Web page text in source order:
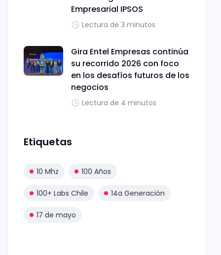
Empresarial IPSOS
Lectura de 3 minutos
Gira Entel Empresas continúa
su recorrido 2026 con foco
en los desafíos futuros de los
negocios
Lectura de 4 minutos
Etiquetas
10 Mhz 100 Años
100+ Labs Chile 14a Generación
17 de mayo